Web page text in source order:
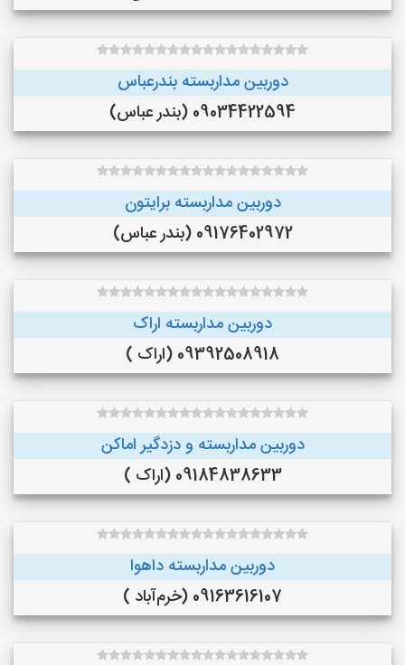
دوربین مداربسته بندرعباس
09034422594 (بندر عباس)
دوربین مداربسته برایتون
09176402972 (بندر عباس)
دوربین مداربسته اراک
09392508918 (اراک )
دوربین مداربسته و دزدگیر اماکن
09184838633 (اراک )
دوربین مداربسته داهوا
09163616107 (خرم‌آباد )